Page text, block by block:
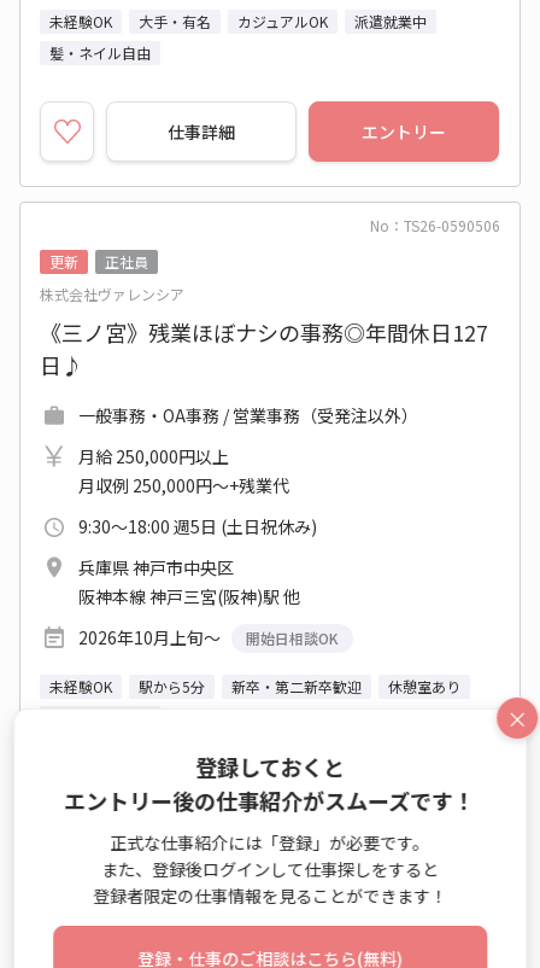
未経験OK 大手・有名 カジュアルOK
派遣就業中
髪・ネイル自由
仕事詳細 エントリー
No：TS26-0590506
更新
正社員
株式会社ヴァレンシア
《三ノ宮》残業ほぼナシの事務◎年間休日127
日♪
一般事務・OA事務 / 営業事務（受発注以外）
月給 250,000円以上
月収例 250,000円～+残業代
9:30～18:00 週5日 (土日祝休み)
兵庫県 神戸市中央区
阪神本線 神戸三宮(阪神)駅 他
2026年10月上旬～
開始日相談OK
未経験OK 駅から5分 新卒・第二新卒歓迎
休憩室あり
仕事詳細 エントリー
No：TS26-0628786
NEW
派遣
×
登録しておくと
エントリー後の仕事紹介がスムーズです！
正式な仕事紹介には「登録」が必要です。
また、登録後ログインして仕事探しをすると
登録者限定の仕事情報を見ることができます！
登録・仕事のご相談はこちら(無料)